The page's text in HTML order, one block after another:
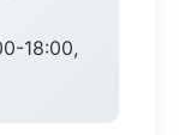
18:00,